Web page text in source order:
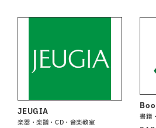
JEUGIA
楽器・楽譜・CD・音楽教室
書籍